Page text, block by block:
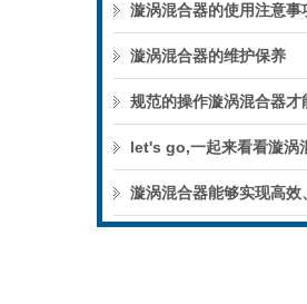
漩涡混合器的使用注意事
漩涡混合器的维护保养